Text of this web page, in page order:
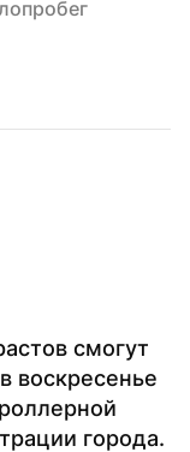
смогут
воскресенье
города.